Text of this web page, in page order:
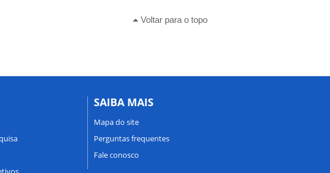
Voltar para o topo
SAIBA MAIS
Mapa do site
Perguntas frequentes
Fale conosco